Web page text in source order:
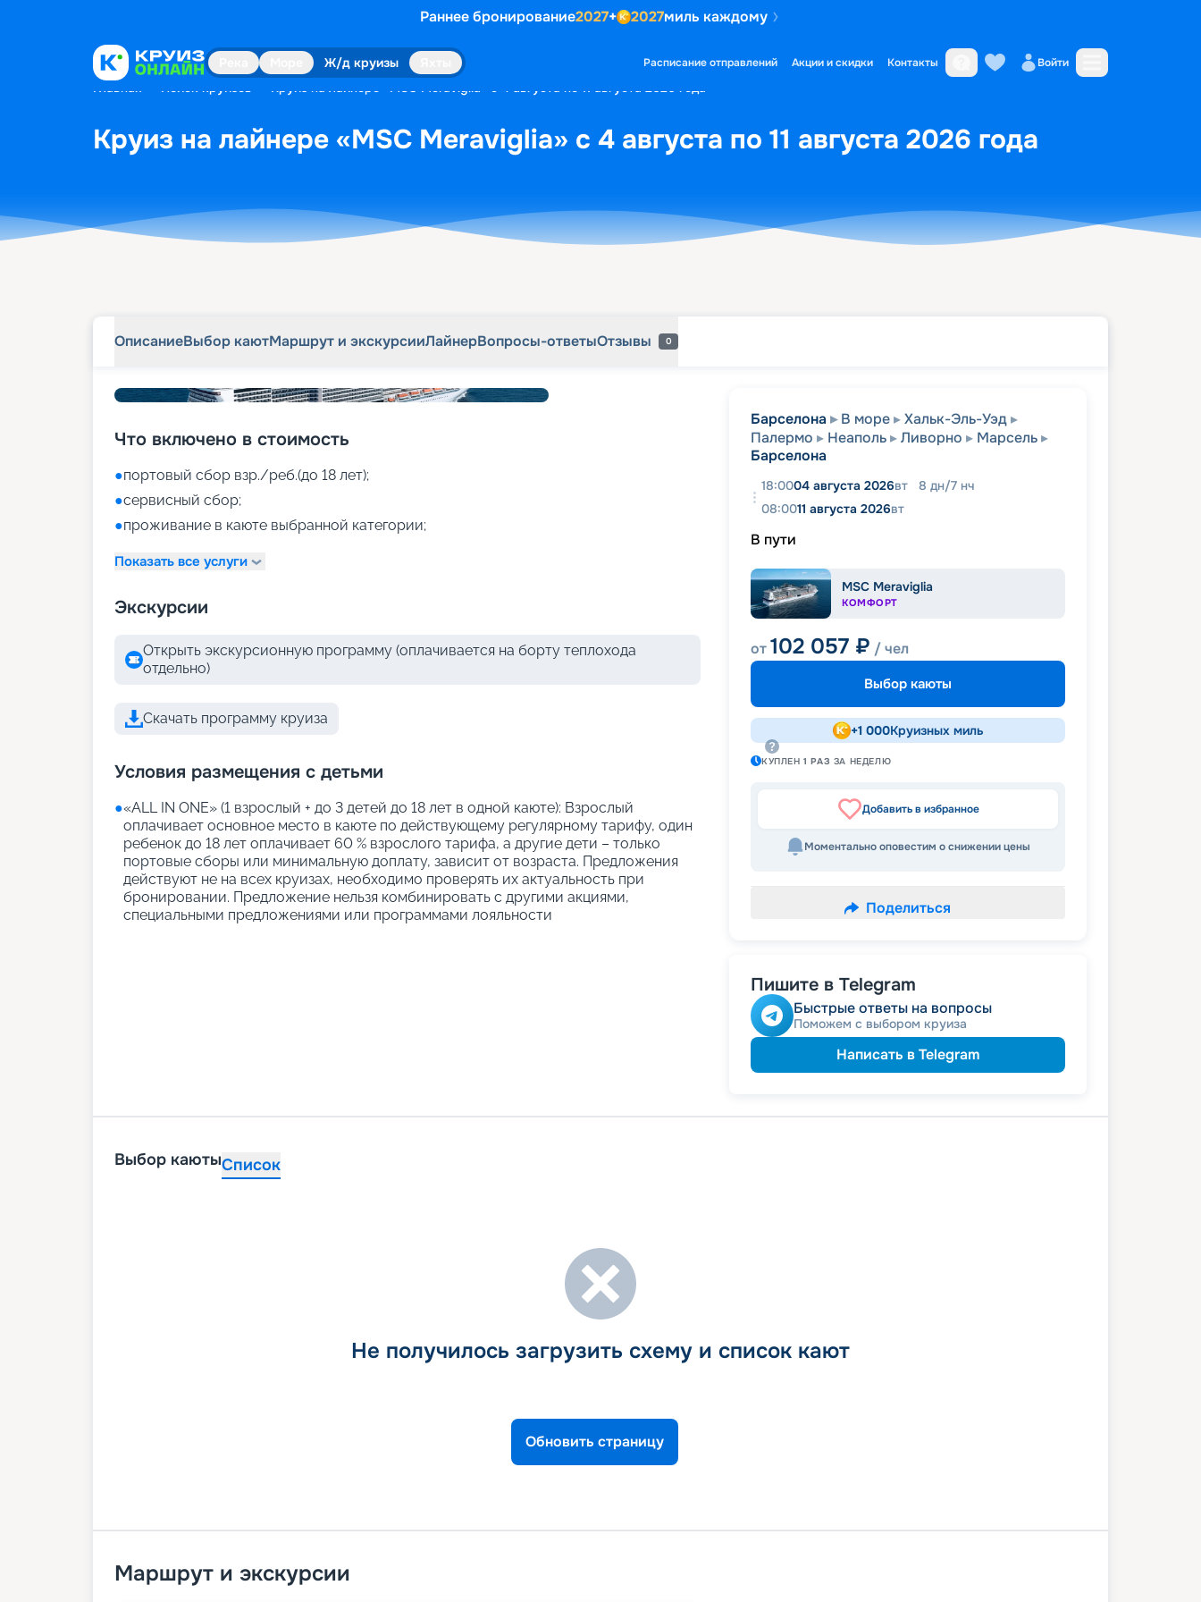
Раннее бронирование2027+ 2027миль каждому
Ж/д круизы Расписание отправлений Акции и скидки Контакты Войти
Главная Поиск круизов Круиз на лайнере «MSC Meraviglia» с 4 августа по 11 августа 2026 года
Круиз на лайнере «MSC Meraviglia» с 4 августа по 11 августа 2026 года
ОписаниеВыбор каютМаршрут и экскурсииЛайнерВопросы-ответыОтзывы 0
Что включено в стоимость
●портовый сбор взр./реб.(до 18 лет);
●сервисный сбор;
●проживание в каюте выбранной категории;
Показать все услуги
Экскурсии
Открыть экскурсионную программу (оплачивается на борту теплохода
отдельно)
Скачать программу круиза
Условия размещения с детьми
●«АLL IN ONE» (1 взрослый + до 3 детей до 18 лет в одной каюте): Взрослый
оплачивает основное место в каюте по действующему регулярному тарифу, один
ребенок до 18 лет оплачивает 60 % взрослого тарифа, а другие дети – только
портовые сборы или минимальную доплату, зависит от возраста. Предложения
действуют не на всех круизах, необходимо проверять их актуальность при
бронировании. Предложение нельзя комбинировать с другими акциями,
специальными предложениями или программами лояльности
Барселона В море
Хальк-Эль-Уэд
Палермо
Неаполь Ливорно
Марсель
Барселона
18:0004 августа 2026вт 8 дн/7 нч
08:0011 августа 2026вт
В пути
MSC Meraviglia
КОМФОРТ
от102 057 ₽ / чел
Выбор каюты
+1 000Круизных миль
КУПЛЕН1 РАЗ ЗА НЕДЕЛЮ
Добавить в избранное
Моментально оповестим о снижении цены
Поделиться
Пишите в Telegram
Быстрые ответы на вопросы
Поможем с выбором круиза
Написать в Telegram
Выбор каютыСписок
Не получилось загрузить схему и список кают
Обновить страницу
Маршрут и экскурсии